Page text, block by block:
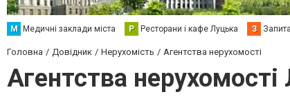
М Медичні заклади міста Р Ресторани і кафе Луцька З
Головна Довідник Нерухомість Агентства нерухомості
Агентства